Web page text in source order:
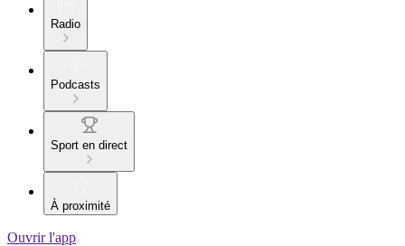
Radio
Podcasts
Sport en direct
À proximité
Ouvrir l'app